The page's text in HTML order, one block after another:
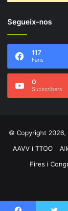
Segueix-nos
117
Fans
0
Subscribers
© Copyright
AAVV i TTOO
Fires i